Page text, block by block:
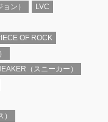
ン）
LVC
OF ROCK
（スニーカー）